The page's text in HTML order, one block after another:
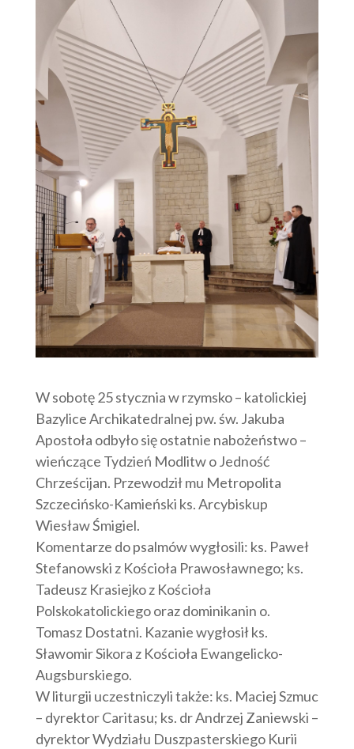
W sobotę 25 stycznia w rzymsko – katolickiej
Bazylice Archikatedralnej pw. św. Jakuba
Apostoła odbyło się ostatnie nabożeństwo –
wieńczące Tydzień Modlitw o Jedność
Chrześcijan. Przewodził mu Metropolita
Szczecińsko-Kamieński ks. Arcybiskup
Wiesław Śmigiel.
Komentarze do psalmów wygłosili: ks. Paweł
Stefanowski z Kościoła Prawosławnego; ks.
Tadeusz Krasiejko z Kościoła
Polskokatolickiego oraz dominikanin o.
Tomasz Dostatni. Kazanie wygłosił ks.
Sławomir Sikora z Kościoła Ewangelicko-
Augsburskiego.
W liturgii uczestniczyli także: ks. Maciej Szmuc
– dyrektor Caritasu; ks. dr Andrzej Zaniewski –
dyrektor Wydziału Duszpasterskiego Kurii